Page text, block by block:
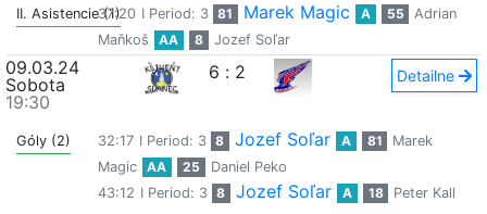
II. Asistencie (1)
37:20 I Period: 3 81 Marek Magic A 55
Adrian
Maňkoš
AA 8 Jozef Soľar
09.03.24
Sobota
19:30
6 : 2 Detailne
Góly (2) 32:17 I Period: 3 8 Jozef Soľar A 81
Marek
Magic
AA 25
Daniel Peko
43:12 I Period: 3 8 Jozef Soľar A 18 Peter Kall